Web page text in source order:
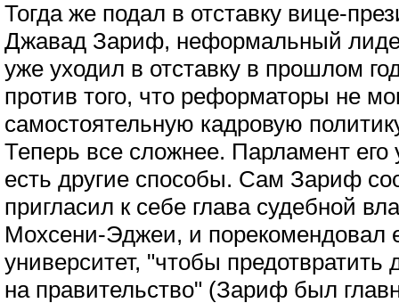
Тогда же подал в отставку вице-
Джавад Зариф, неформальный
уже уходил в отставку в прошлом
против того, что реформаторы не
самостоятельную кадровую
Теперь все сложнее. Парламент его
есть другие способы. Сам Зариф
пригласил к себе глава судебной
Мохсени-Эджеи, и порекомендовал
университет, "чтобы
на правительство" (Зариф был